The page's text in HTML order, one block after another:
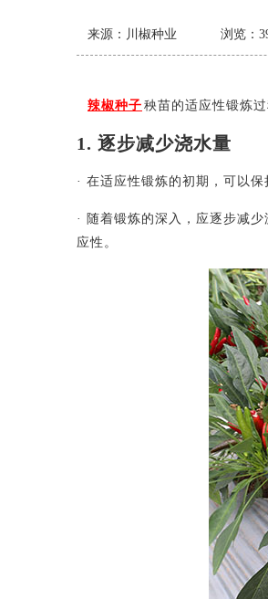
来源：川椒种业 浏览：
辣椒种子 秧苗的适应性锻炼
1. 逐步减少浇水量
· 在适应性锻炼的初期，可以
· 随着锻炼的深入，应逐步减
应性。